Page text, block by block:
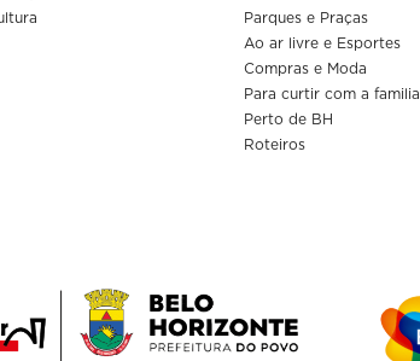
Parques e Praças
Ao ar livre e Esportes
Compras e Moda
Para curtir com a familia
Perto de BH
Roteiros